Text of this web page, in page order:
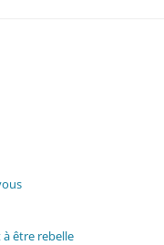
être rebelle